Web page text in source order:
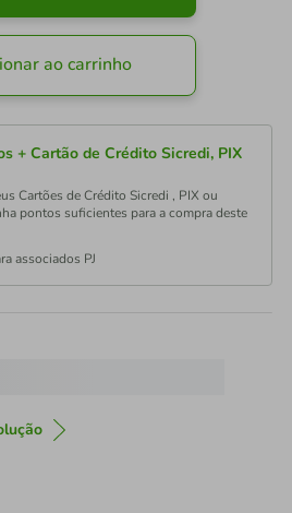
ao carrinho
+ Cartão de Crédito Sicredi, PIX
Cartões de Crédito Sicredi , PIX ou
pontos suficientes para a compra deste
associados PJ